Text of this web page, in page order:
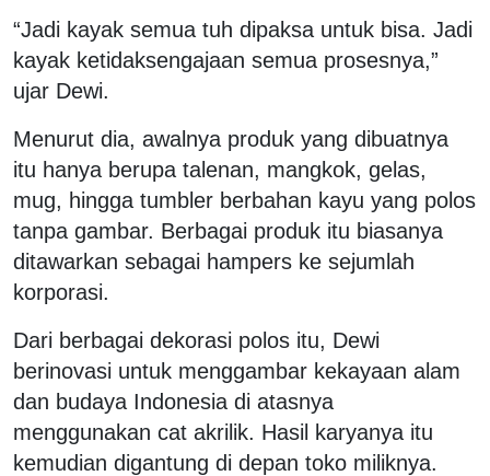
“Jadi kayak semua tuh dipaksa untuk bisa. Jadi
kayak ketidaksengajaan semua prosesnya,”
ujar Dewi.
Menurut dia, awalnya produk yang dibuatnya
itu hanya berupa talenan, mangkok, gelas,
mug, hingga tumbler berbahan kayu yang polos
tanpa gambar. Berbagai produk itu biasanya
ditawarkan sebagai hampers ke sejumlah
korporasi.
Dari berbagai dekorasi polos itu, Dewi
berinovasi untuk menggambar kekayaan alam
dan budaya Indonesia di atasnya
menggunakan cat akrilik. Hasil karyanya itu
kemudian digantung di depan toko miliknya.